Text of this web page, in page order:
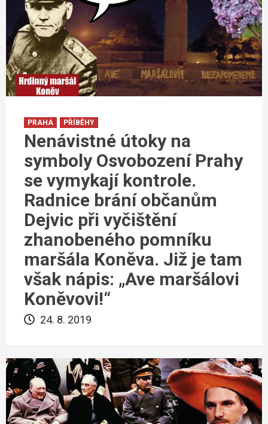
PRAHA PŘÍBĚHY
Nenávistné útoky na
symboly Osvobození Prahy
se vymykají kontrole.
Radnice brání občanům
Dejvic při vyčištění
zhanobeného pomníku
maršála Koněva. Již je tam
však nápis: „Ave maršálovi
Koněvovi!“
24. 8. 2019